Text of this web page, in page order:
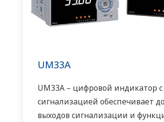
UM33A
UM33A – цифровой индикатор с
сигнализацией обеспечивает
выходов сигнализации и